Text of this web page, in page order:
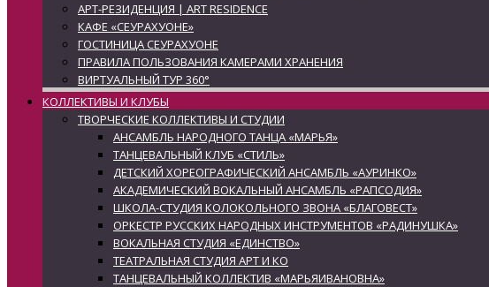
АРТ-РЕЗИДЕНЦИЯ | ART RESIDENCE
КАФЕ «СЕУРАХУОНЕ»
ГОСТИНИЦА СЕУРАХУОНЕ
ПРАВИЛА ПОЛЬЗОВАНИЯ КАМЕРАМИ ХРАНЕНИЯ
ВИРТУАЛЬНЫЙ ТУР 360°
КОЛЛЕКТИВЫ И КЛУБЫ
ТВОРЧЕСКИЕ КОЛЛЕКТИВЫ И СТУДИИ
АНСАМБЛЬ НАРОДНОГО ТАНЦА «МАРЬЯ»
ТАНЦЕВАЛЬНЫЙ КЛУБ «СТИЛЬ»
ДЕТСКИЙ ХОРЕОГРАФИЧЕСКИЙ АНСАМБЛЬ «АУРИНКО»
АКАДЕМИЧЕСКИЙ ВОКАЛЬНЫЙ АНСАМБЛЬ «РАПСОДИЯ»
ШКОЛА-СТУДИЯ КОЛОКОЛЬНОГО ЗВОНА «БЛАГОВЕСТ»
ОРКЕСТР РУССКИХ НАРОДНЫХ ИНСТРУМЕНТОВ «РАДИНУШКА»
ВОКАЛЬНАЯ СТУДИЯ «ЕДИНСТВО»
ТЕАТРАЛЬНАЯ СТУДИЯ АРТ И КО
ТАНЦЕВАЛЬНЫЙ КОЛЛЕКТИВ «МАРЬЯИВАНОВНА»